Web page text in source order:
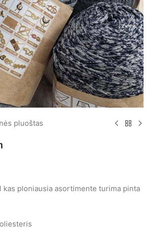
padidinti
pluoštas
kas ploniausia asortimente turima pinta